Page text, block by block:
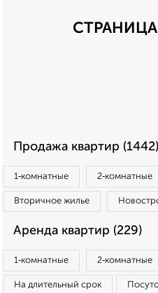
Продажа квартир (1442)
1‑комнатные 2‑комнатные
Вторичное жилье
Аренда квартир (229)
1‑комнатные 2‑комнатные
На длительный срок